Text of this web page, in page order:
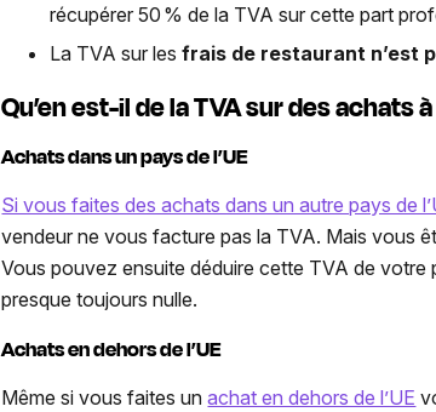
récupérer 50 % de la TVA sur cette part
La TVA sur lesfrais de restaurant n’est
Qu’en est-il de la TVA sur des achats
Achats dans un pays de l’UE
Si vous faites des achats dans un autre pays de
vendeur ne vous facture pas la TVA. Mais vous
Vous pouvez ensuite déduire cette TVA de
presque toujours nulle.
Achats en dehors de l’UE
Même si vous faites unachat en dehors de l’UE